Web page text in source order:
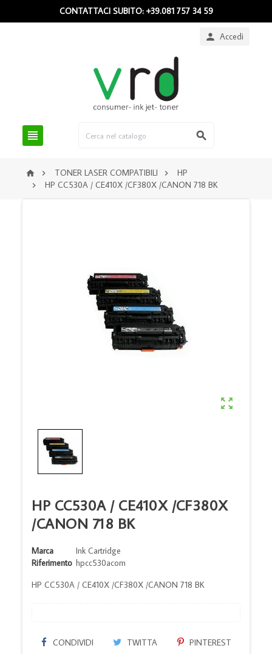
CONTATTACI SUBITO: +39.081 757 34 59
 Accedi
 
  TONER LASER COMPATIBILI  HP
 HP CC530A / CE410X /CF380X /CANON 718 BK

HP CC530A / CE410X /CF380X
/CANON 718 BK
Marca
Ink Cartridge
Riferimento hpcc530acom
HP CC530A / CE410X /CF380X /CANON 718 BK
CONDIVIDI TWITTA PINTEREST